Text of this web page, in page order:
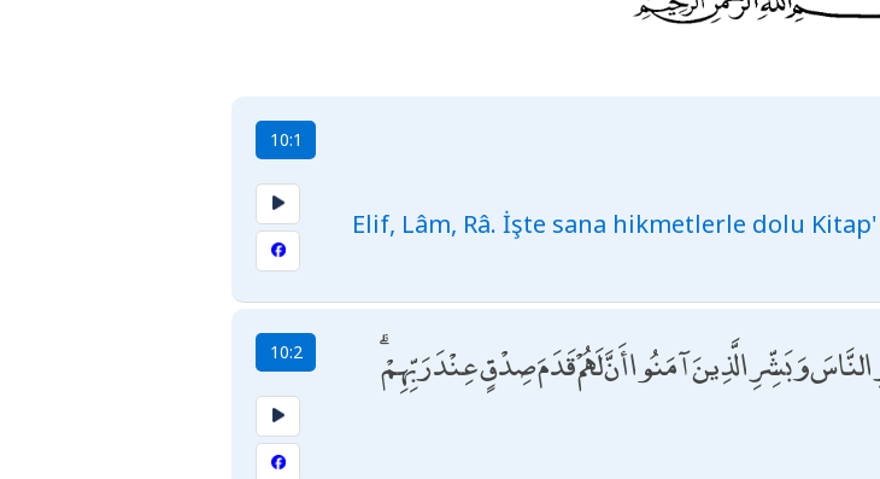
10:1
Elif, Lâm, Râ. İşte sana hikmetlerle dolu
10:2
وَبَشِّرِ الَّذِينَ آمَنُوا أَنَّ لَهُمْ قَدَمَ صِدْقٍ عِنْدَ رَبِّهِمْ